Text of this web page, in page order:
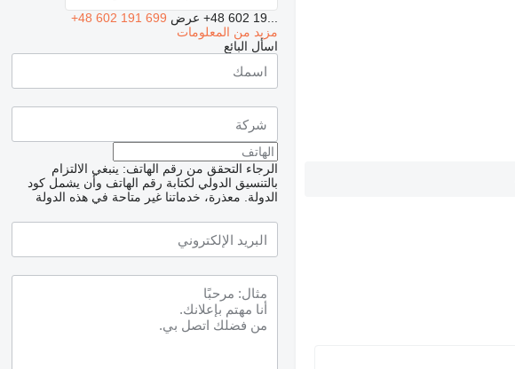
+48 602 19... عرض +48 602 191 699
مزيد من المعلومات
اسأل البائع
الرجاء التحقق من رقم الهاتف: ينبغي الالتزام
بالتنسيق الدولي لكتابة رقم الهاتف وأن يشمل كود
الدولة.
معذرة، خدماتنا غير متاحة في هذه الدولة